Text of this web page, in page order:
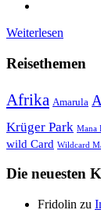
Weiterlesen
Reisethemen
Afrika Amarula
Krüger Park Mana
wild Card Wildcard
Die neuesten
Fridolin zu